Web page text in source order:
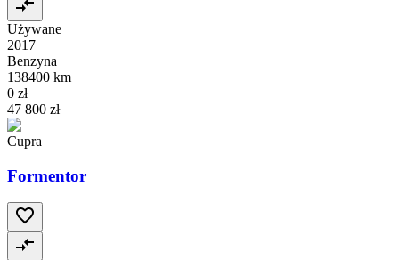
Używane
2017
Benzyna
138400 km
0 zł
47 800 zł
Cupra
Formentor